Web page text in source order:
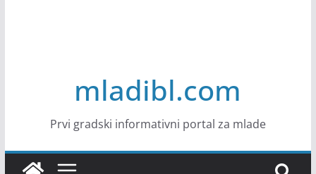
mladibl.com
Prvi gradski informativni portal za mlade